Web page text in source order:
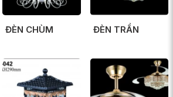
ĐÈN CHÙM ĐÈN TRẦN